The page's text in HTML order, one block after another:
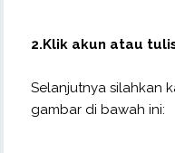
2.Klik akun atau
Selanjutnya silahkan
gambar di bawah ini: